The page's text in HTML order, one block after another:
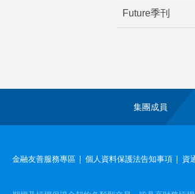
Future季刊
集團成員
金融友善服務專區 個人資料保護法告知事項 資